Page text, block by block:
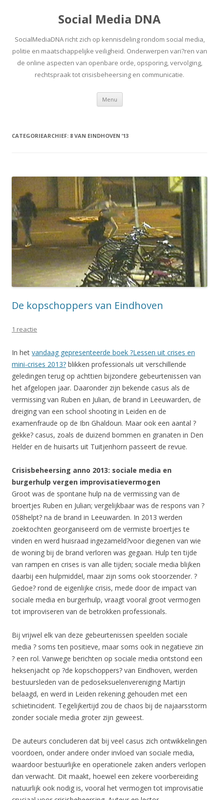
Social Media DNA
SocialMediaDNA richt zich op kennisdeling rondom social media,
politie en maatschappelijke veiligheid. Onderwerpen vari?ren van
de online aspecten van openbare orde, opsporing, vervolging,
rechtspraak tot crisisbeheersing en communicatie.
Menu Spring
inhoud
CATEGORIEARCHIEF: 8 VAN EINDHOVEN ’13
De kopschoppers van Eindhoven
1 reactie
In het vandaag gepresenteerde boek ?Lessen uit crises en
mini-crises 2013? blikken professionals uit verschillende
geledingen terug op achttien bijzondere gebeurtenissen van
het afgelopen jaar. Daaronder zijn bekende casus als de
vermissing van Ruben en Julian, de brand in Leeuwarden, de
dreiging van een school shooting in Leiden en de
examenfraude op de Ibn Ghaldoun. Maar ook een aantal ?
gekke? casus, zoals de duizend bommen en granaten in Den
Helder en de huisarts uit Tuitjenhorn passeert de revue.
Crisisbeheersing anno 2013: sociale media en
burgerhulp vergen improvisatievermogen
Groot was de spontane hulp na de vermissing van de
broertjes Ruben en Julian; vergelijkbaar was de respons van ?
058helpt? na de brand in Leeuwarden. In 2013 werden
zoektochten georganiseerd om de vermiste broertjes te
vinden en werd huisraad ingezameld?voor diegenen van wie
de woning bij de brand verloren was gegaan. Hulp ten tijde
van rampen en crises is van alle tijden; sociale media blijken
daarbij een hulpmiddel, maar zijn soms ook stoorzender. ?
Gedoe? rond de eigenlijke crisis, mede door de impact van
sociale media en burgerhulp, vraagt vooral groot vermogen
tot improviseren van de betrokken professionals.
Bij vrijwel elk van deze gebeurtenissen speelden sociale
media ? soms ten positieve, maar soms ook in negatieve zin
? een rol. Vanwege berichten op sociale media ontstond een
heksenjacht op ?de kopschoppers? van Eindhoven, werden
bestuursleden van de pedoseksuelenvereniging Martijn
belaagd, en werd in Leiden rekening gehouden met een
schietincident. Tegelijkertijd zou de chaos bij de najaarsstorm
zonder sociale media groter zijn geweest.
De auteurs concluderen dat bij veel casus zich ontwikkelingen
voordoen, onder andere onder invloed van sociale media,
waardoor bestuurlijke en operationele zaken anders verlopen
dan verwacht. Dit maakt, hoewel een zekere voorbereiding
natuurlijk ook nodig is, vooral het vermogen tot improvisatie